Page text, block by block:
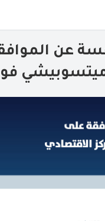
عن
ميتسوبيشي